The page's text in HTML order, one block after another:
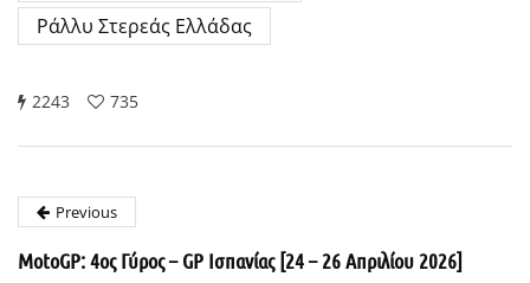
Ράλλυ Στερεάς Ελλάδας
2243 735
Previous
MotoGP: 4ος Γύρος – GP Ισπανίας [24 – 26 Απριλίου 2026]